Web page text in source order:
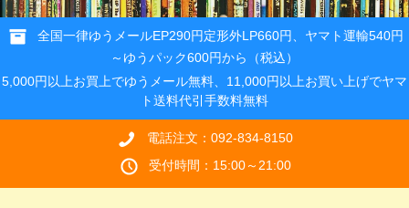
全国一律ゆうメールEP290円定形外LP660円、ヤマト運輸540円
～ゆうパック600円から（税込）
5,000円以上お買上でゆうメール無料、11,000円以上お買い上げでヤマ
ト送料代引手数料無料
電話注文：092-834-8150
受付時間：15:00～21:00